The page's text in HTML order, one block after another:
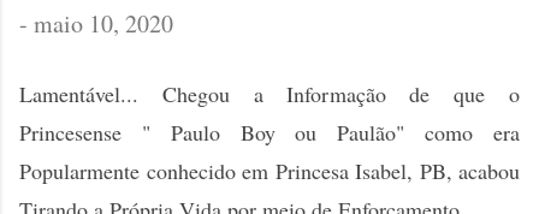
- maio 10, 2020
Lamentável... Chegou a Informação de que o
Princesense " Paulo Boy ou Paulão" como era
Popularmente conhecido em Princesa Isabel, PB, acabou